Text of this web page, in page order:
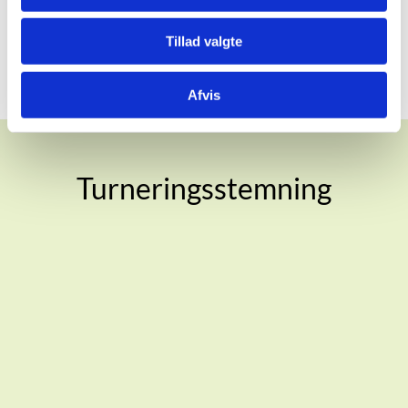
Tillad valgte
Afvis
ARRANGEMENTER
Turneringsstemning